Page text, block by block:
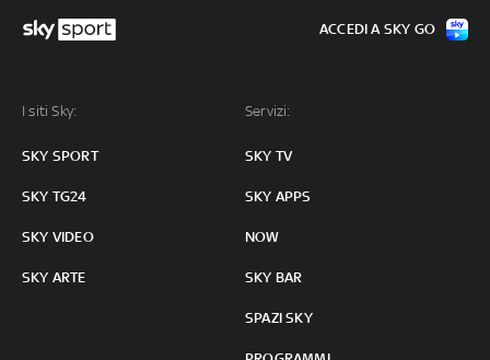
I siti Sky:
SKY SPORT
SKY TG24
SKY VIDEO
SKY ARTE
Servizi:
SKY TV
SKY APPS
NOW
SKY BAR
SPAZI SKY
ACCEDI A SKY GO